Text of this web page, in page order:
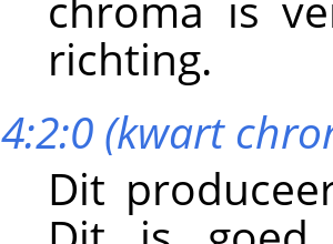
richting.
4:2:0 (kwart
Dit